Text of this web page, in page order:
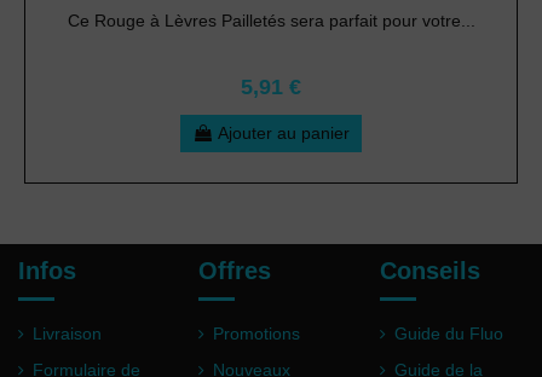
Ce Rouge à Lèvres Pailletés sera parfait pour votre...
5,91 €
Ajouter au panier
Infos
Livraison
Formulaire de
Offres
Promotions
Nouveaux
Conseils
Guide du Fluo
Guide de la